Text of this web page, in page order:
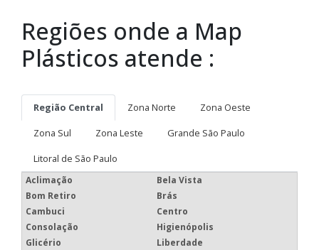
Regiões onde a Map
Plásticos atende :
Região Central Zona Norte
Zona Oeste
Zona Sul
Zona Leste
Grande São Paulo
Litoral de São Paulo
Aclimação
Bela Vista
Bom Retiro
Brás
Cambuci
Centro
Consolação
Higienópolis
Glicério
Liberdade